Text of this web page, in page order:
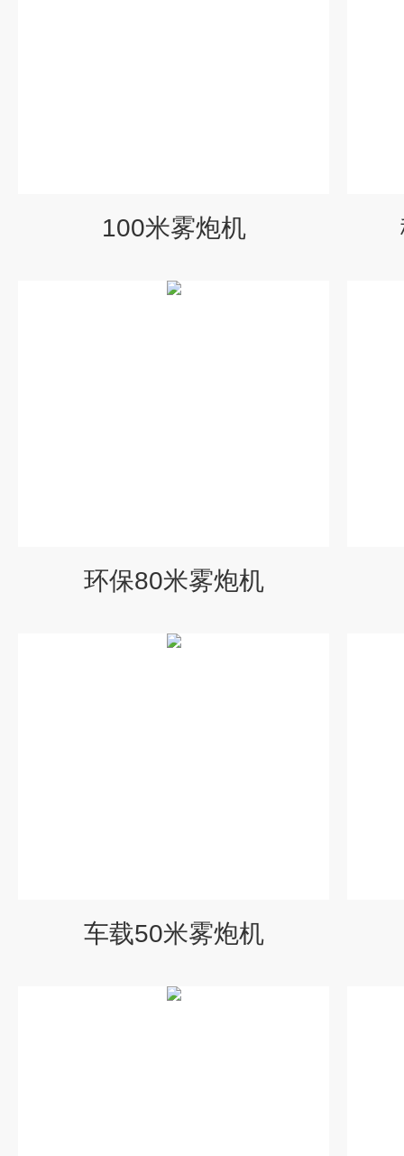
100米雾炮机
环保80米雾炮机
车载50米雾炮机